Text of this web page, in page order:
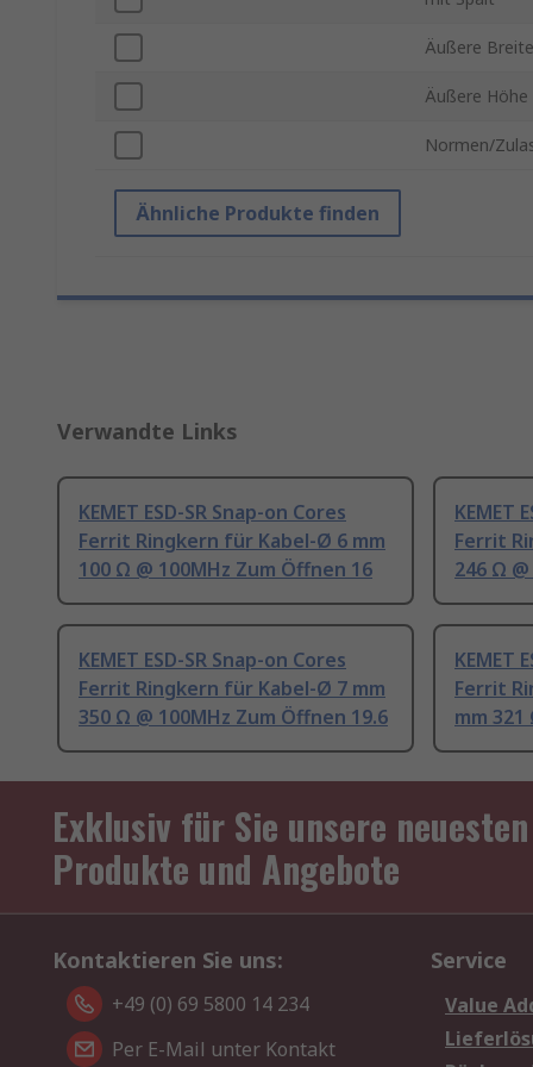
Äußere Breite
Äußere Höhe
Normen/
Ähnliche Produkte finden
Verwandte Links
KEMET ESD-SR Snap-on Cores
Ferrit Ringkern für Kabel-Ø 6 mm
100 Ω @ 100MHz Zum Öffnen 16
KEMET
Ferrit
246 Ω
KEMET ESD-SR Snap-on Cores
Ferrit Ringkern für Kabel-Ø 7 mm
350 Ω @ 100MHz Zum Öffnen 19.6
KEMET
Ferrit
mm
Exklusiv für Sie unsere neuesten
Produkte und Angebote
Kontaktieren Sie uns:
+49 (0) 69 5800 14 234
Per E-Mail unter Kontakt
Service
Value